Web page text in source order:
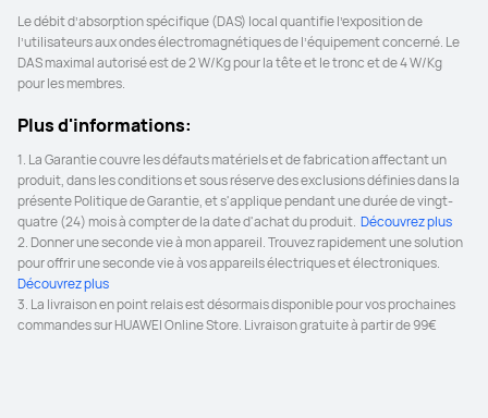
Le débit d’absorption spécifique (DAS) local quantifie l’exposition de
l’utilisateurs aux ondes électromagnétiques de l’équipement concerné. Le
DAS maximal autorisé est de 2 W/Kg pour la tête et le tronc et de 4 W/Kg
pour les membres.
Plus d'informations:
1. La Garantie couvre les défauts matériels et de fabrication affectant un
produit, dans les conditions et sous réserve des exclusions définies dans la
présente Politique de Garantie, et s'applique pendant une durée de vingt-
quatre (24) mois à compter de la date d'achat du produit. Découvrez plus
2. Donner une seconde vie à mon appareil. Trouvez rapidement une solution
Découvrez plus
3. La livraison en point relais est désormais disponible pour vos prochaines
commandes sur HUAWEI Online Store. Livraison gratuite à partir de 99€